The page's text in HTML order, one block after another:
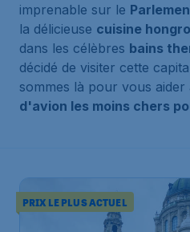
imprenable sur le
la délicieuse cuisine
dans les célèbres bains
décidé de visiter cette
sommes là pour vous
d'avion les moins chers
PRIX LE PLUS ACTUEL